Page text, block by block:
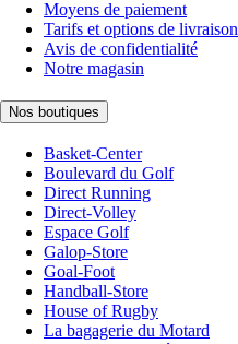
Moyens de paiement
Tarifs et options de livraison
Avis de confidentialité
Notre magasin
Nos boutiques
Basket-Center
Boulevard du Golf
Direct Running
Direct-Volley
Espace Golf
Galop-Store
Goal-Foot
Handball-Store
House of Rugby
La bagagerie du Motard